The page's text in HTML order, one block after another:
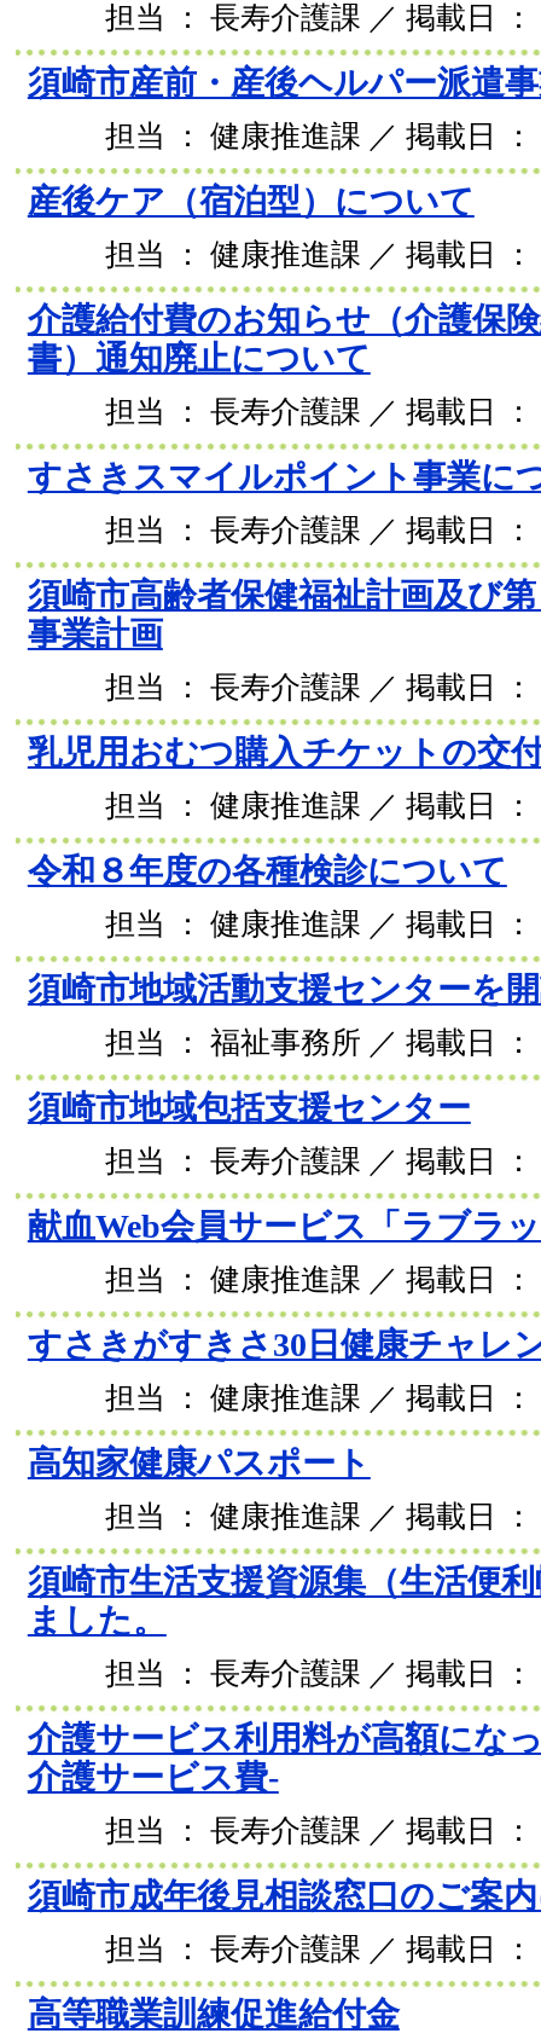
担当 ： 長寿介護課 ／ 掲載日 ：
須崎市産前・産後ヘルパー派遣
担当 ： 健康推進課 ／ 掲載日 ：
産後ケア（宿泊型）について
担当 ： 健康推進課 ／ 掲載日 ：
介護給付費のお知らせ（介護保
書）通知廃止について
担当 ： 長寿介護課 ／ 掲載日 ：
すさきスマイルポイント事業に
担当 ： 長寿介護課 ／ 掲載日 ：
須崎市高齢者保健福祉計画及び
事業計画
担当 ： 長寿介護課 ／ 掲載日 ：
乳児用おむつ購入チケットの交
担当 ： 健康推進課 ／ 掲載日 ：
令和８年度の各種検診について
担当 ： 健康推進課 ／ 掲載日 ：
須崎市地域活動支援センターを
担当 ： 福祉事務所 ／ 掲載日 ：
須崎市地域包括支援センター
担当 ： 長寿介護課 ／ 掲載日 ：
献血Web会員サービス「ラブラ
担当 ： 健康推進課 ／ 掲載日 ：
すさきがすきさ30日健康チャレ
担当 ： 健康推進課 ／ 掲載日 ：
高知家健康パスポート
担当 ： 健康推進課 ／ 掲載日 ：
須崎市生活支援資源集（生活便
ました。
担当 ： 長寿介護課 ／ 掲載日 ：
介護サービス利用料が高額にな
介護サービス費-
担当 ： 長寿介護課 ／ 掲載日 ：
須崎市成年後見相談窓口のご案
担当 ： 長寿介護課 ／ 掲載日 ：
高等職業訓練促進給付金